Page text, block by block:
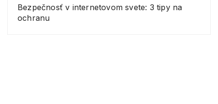
Bezpečnosť v internetovom svete: 3 tipy na
ochranu